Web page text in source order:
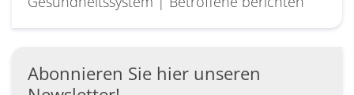
Abonnieren Sie hier unseren